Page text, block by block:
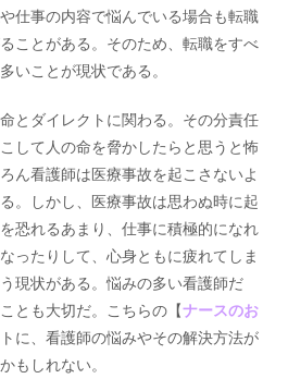
仕事の内容で悩んでいる場合も転職
ことがある。そのため、転職をすべ
いことが現状である。
とダイレクトに関わる。その分責任
して人の命を脅かしたらと思うと怖
ん看護師は医療事故を起こさないよ
。しかし、医療事故は思わぬ時に起
恐れるあまり、仕事に積極的になれ
ったりして、心身ともに疲れてしま
現状がある。悩みの多い看護師だ
とも大切だ。こちらの【ナースのお
に、看護師の悩みやその解決方法が
もしれない。